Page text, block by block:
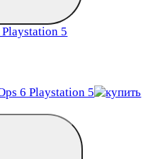
6 Playstation 5